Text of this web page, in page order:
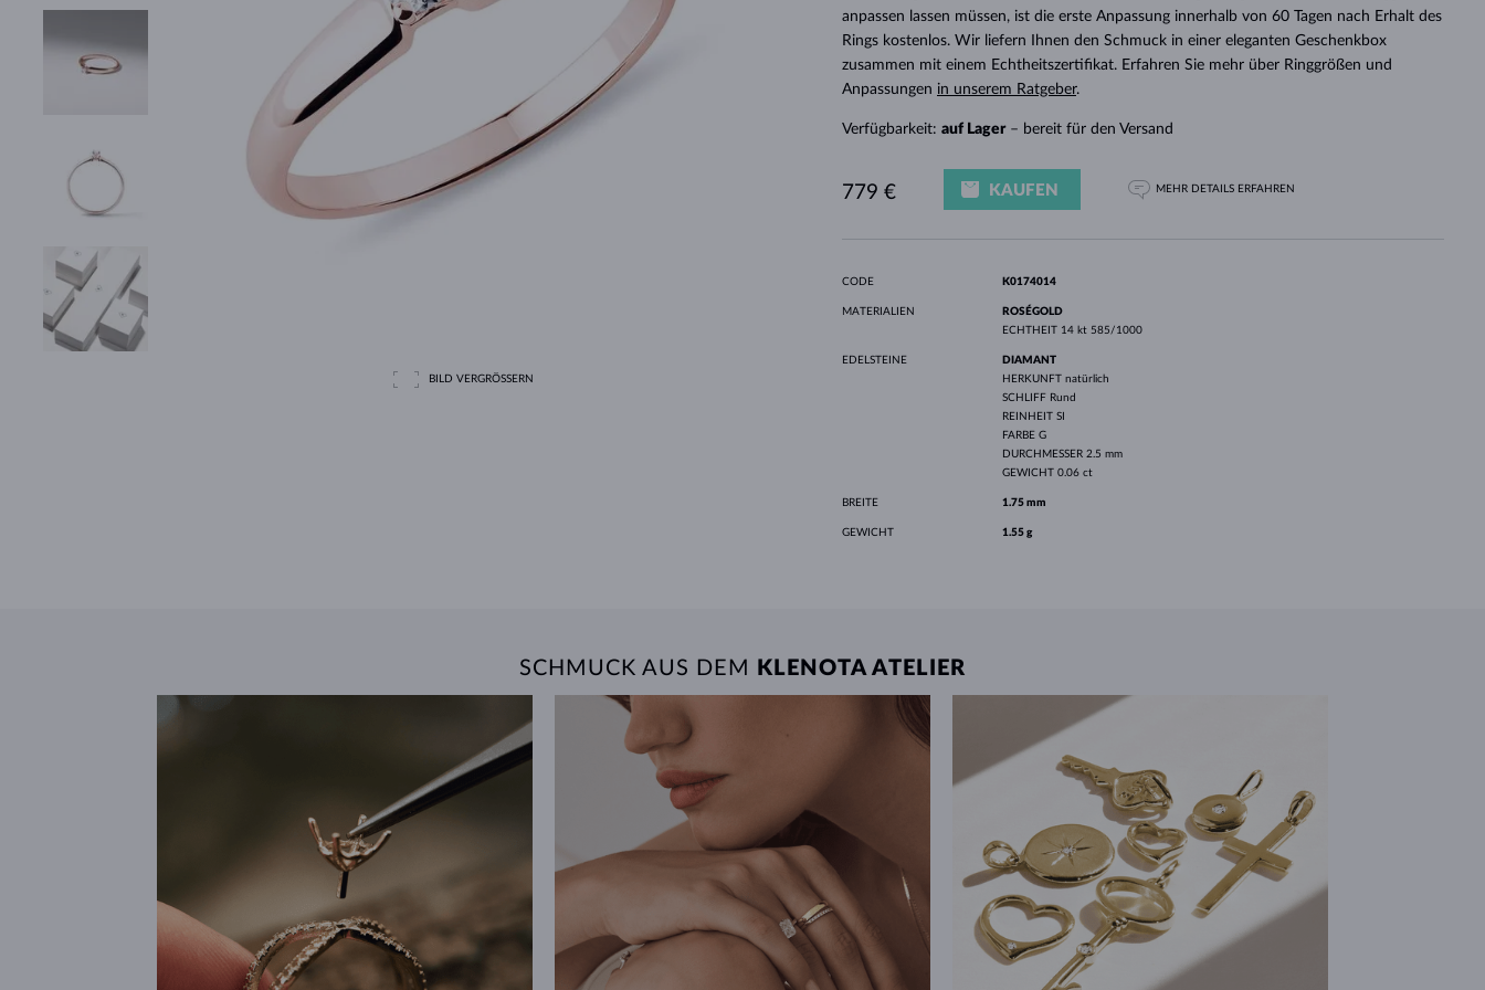
WEISSGOLD
ROSÉGOLD
MAGNETISCHE HALSKETTEN
DURCHSEHEN
WEISSGOLD
GRAVIERBARER SCHMUCK
LETNÍ VRSTVENÍ
GESCHENKIDEEN
BILD VERGRÖSSERN
anpassen lassen müssen, ist die erste Anpassung innerhalb von 60 Tagen nach Erhalt des
Rings kostenlos. Wir liefern Ihnen den Schmuck in einer eleganten Geschenkbox
zusammen mit einem Echtheitszertifikat. Erfahren Sie mehr über Ringgrößen und
Anpassungen in unserem Ratgeber.
Verfügbarkeit: auf Lager– bereit für den Versand
779 € KAUFEN MEHR DETAILS ERFAHREN
CODE K0174014
MATERIALIEN
ROSÉGOLD
ECHTHEIT 14 kt 585/1000
EDELSTEINE
DIAMANT
HERKUNFT natürlich
SCHLIFF Rund
REINHEIT SI
FARBE G
DURCHMESSER 2.5 mm
GEWICHT 0.06 ct
BREITE 1.75 mm
GEWICHT 1.55 g
SCHMUCK AUS DEM KLENOTA ATELIER